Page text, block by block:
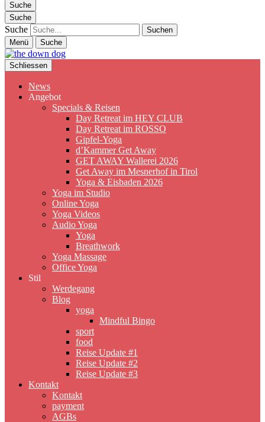
Suche
Suche
Suche
Menü Suche
Schliessen
News
Angebot
Specials & Reisen
Day Retreat im HEY CLUB
Day Retreat im ROSSO
Gipfel-Yoga
d’Kammer Get Away
GET AWAY Wallerei 2026
Get Away im Mesnerhof in Tirol
Yoga & Eisbaden 2026
Yoga im Studio
Online Yoga
Yoga Videos
Audio Yoga
Yoga
Breathwork
Yoga Massage
Office Yoga
Stil
Werdegang
Blog
yoga
Mindful Bingo
sport
food
Reise Update #1
Reise Update #2
Reise Update #3
Kontakt
Kontakt
payment
AGBs